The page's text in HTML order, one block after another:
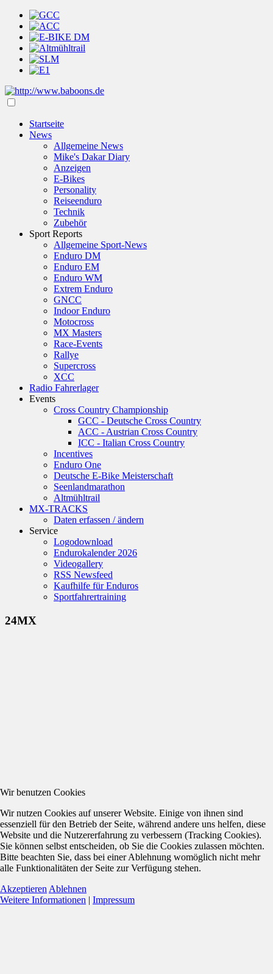
Startseite
News
Allgemeine News
Mike's Dakar Diary
Anzeigen
E-Bikes
Personality
Reiseenduro
Technik
Zubehör
Sport Reports
Allgemeine Sport-News
Enduro DM
Enduro EM
Enduro WM
Extrem Enduro
GNCC
Indoor Enduro
Motocross
MX Masters
Race-Events
Rallye
Supercross
XCC
Radio Fahrerlager
Events
Cross Country Championship
GCC - Deutsche Cross Country
ACC - Austrian Cross Country
ICC - Italian Cross Country
Incentives
Enduro One
Deutsche E-Bike Meisterschaft
Seenlandmarathon
Altmühltrail
MX-TRACKS
Daten erfassen / ändern
Service
Logodownload
Endurokalender 2026
Videogallery
RSS Newsfeed
Kaufhilfe für Enduros
Sportfahrertraining
24MX
Wir benutzen Cookies
Wir nutzen Cookies auf unserer Website. Einige von ihnen sind
essenziell für den Betrieb der Seite, während andere uns helfen, diese
Website und die Nutzererfahrung zu verbessern (Tracking Cookies).
Sie können selbst entscheiden, ob Sie die Cookies zulassen möchten.
Bitte beachten Sie, dass bei einer Ablehnung womöglich nicht mehr
alle Funktionalitäten der Seite zur Verfügung stehen.
Akzeptieren Ablehnen
Weitere Informationen | Impressum